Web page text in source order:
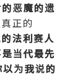
恶魔的遗
正的
法利赛人
当代最先
为我说的